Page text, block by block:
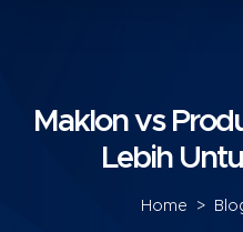
Maklon vs
Lebih
Home >